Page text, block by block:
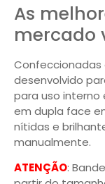
As
mercado
desenvolvido
para uso interno
em dupla face
nítidas e
manualmente.
ATENÇÃO: